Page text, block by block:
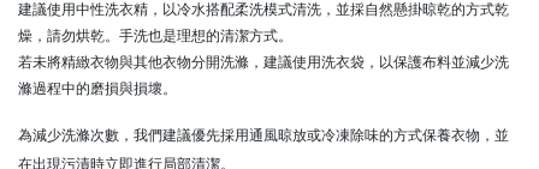
建議使用中性洗衣精，以冷水搭配柔洗模式清洗，並採自然懸掛晾乾的方式乾
燥，請勿烘乾。手洗也是理想的清潔方式。
若未將精緻衣物與其他衣物分開洗滌，建議使用洗衣袋，以保護布料並減少洗
滌過程中的磨損與損壞。
為減少洗滌次數，我們建議優先採用通風晾放或冷凍除味的方式保養衣物，並
在出現污漬時立即進行局部清潔。